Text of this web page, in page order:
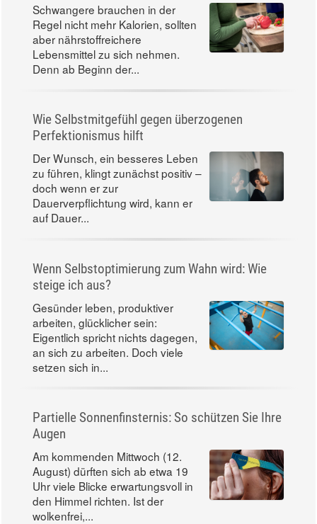
Schwangere brauchen in der
Regel nicht mehr Kalorien, sollten
aber nährstoffreichere
Lebensmittel zu sich nehmen.
Denn ab Beginn der...
Wie Selbstmitgefühl gegen überzogenen
Perfektionismus hilft
Der Wunsch, ein besseres Leben
zu führen, klingt zunächst positiv –
doch wenn er zur
Dauerverpflichtung wird, kann er
auf Dauer...
Wenn Selbstoptimierung zum Wahn wird: Wie
steige ich aus?
Gesünder leben, produktiver
arbeiten, glücklicher sein:
Eigentlich spricht nichts dagegen,
an sich zu arbeiten. Doch viele
setzen sich in...
Partielle Sonnenfinsternis: So schützen Sie Ihre
Augen
Am kommenden Mittwoch (12.
August) dürften sich ab etwa 19
Uhr viele Blicke erwartungsvoll in
den Himmel richten. Ist der
wolkenfrei,...